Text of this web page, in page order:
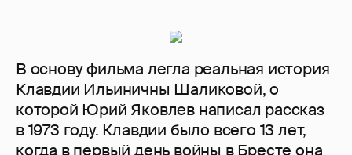
В основу фильма легла реальная история
Клавдии Ильиничны Шаликовой, о
которой Юрий Яковлев написал рассказ
в 1973 году. Клавдии было всего 13 лет,
когда в первый день войны в Бресте она